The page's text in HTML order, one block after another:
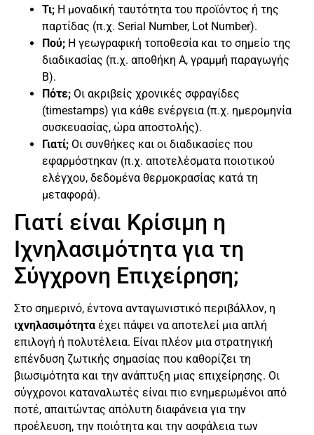
Τι; Η μοναδική ταυτότητα του προϊόντος ή της
παρτίδας (π.χ. Serial Number, Lot Number).
Πού; Η γεωγραφική τοποθεσία και το σημείο της
διαδικασίας (π.χ. αποθήκη Α, γραμμή παραγωγής
Β).
Πότε; Οι ακριβείς χρονικές σφραγίδες
(timestamps) για κάθε ενέργεια (π.χ. ημερομηνία
συσκευασίας, ώρα αποστολής).
Γιατί; Οι συνθήκες και οι διαδικασίες που
εφαρμόστηκαν (π.χ. αποτελέσματα ποιοτικού
ελέγχου, δεδομένα θερμοκρασίας κατά τη
μεταφορά).
Γιατί είναι Κρίσιμη η
Ιχνηλασιμότητα για τη
Σύγχρονη Επιχείρηση;
Στο σημερινό, έντονα ανταγωνιστικό περιβάλλον, η
ιχνηλασιμότητα έχει πάψει να αποτελεί μια απλή
επιλογή ή πολυτέλεια. Είναι πλέον μια στρατηγική
επένδυση ζωτικής σημασίας που καθορίζει τη
βιωσιμότητα και την ανάπτυξη μιας επιχείρησης. Οι
σύγχρονοι καταναλωτές είναι πιο ενημερωμένοι από
ποτέ, απαιτώντας απόλυτη διαφάνεια για την
προέλευση, την ποιότητα και την ασφάλεια των